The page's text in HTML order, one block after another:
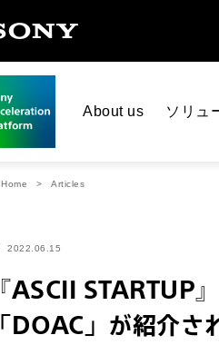
About us ソリュ
Home Articles
2022.06.15
『ASCII STARTUP
「DOAC」が紹介さ